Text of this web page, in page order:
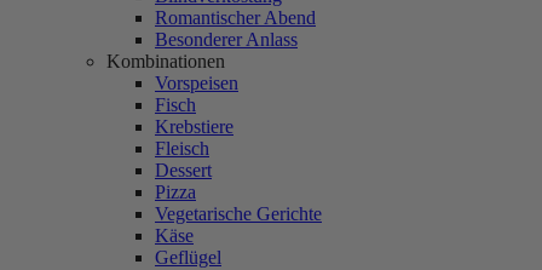
Romantischer Abend
Besonderer Anlass
Kombinationen
Vorspeisen
Fisch
Krebstiere
Fleisch
Dessert
Pizza
Vegetarische Gerichte
Käse
Geflügel